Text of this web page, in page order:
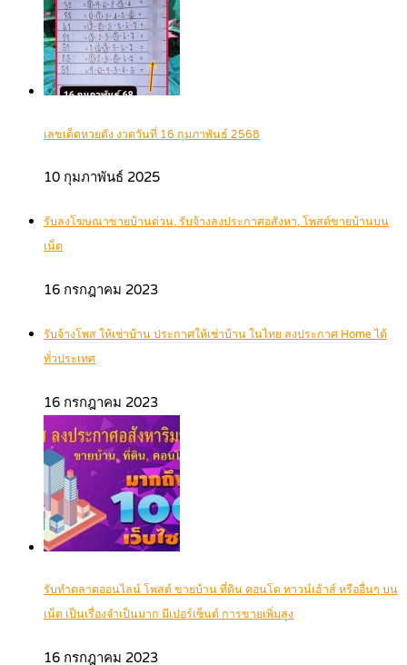
เลขเด็ดหวยดัง งวดวันที่ 16 กุมภาพันธ์ 2568
10 กุมภาพันธ์ 2025
รับลงโฆษณาขายบ้านด่วน, รับจ้างลงประกาศอสังหา, โพสต์ขายบ้านบน
เน็ต
16 กรกฎาคม 2023
รับจ้างโพส ให้เช่าบ้าน ประกาศให้เช่าบ้าน ในไทย ลงประกาศ Home ได้
ทั่วประเทศ
16 กรกฎาคม 2023
รับทำตลาดออนไลน์ โพสต์ ขายบ้าน ที่ดิน คอนโด ทาวน์เฮ้าส์ หรืออื่นๆ บน
เน็ต เป็นเรื่องจำเป็นมาก มีเปอร์เซ็นต์ การขายเพิ่มสูง
16 กรกฎาคม 2023